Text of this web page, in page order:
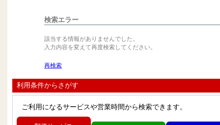
検索エラー
該当する情報がありませんでした。
入力内容を変えて再度検索してください。
再検索
利用条件からさがす
ご利用になるサービスや営業時間から検索できます。